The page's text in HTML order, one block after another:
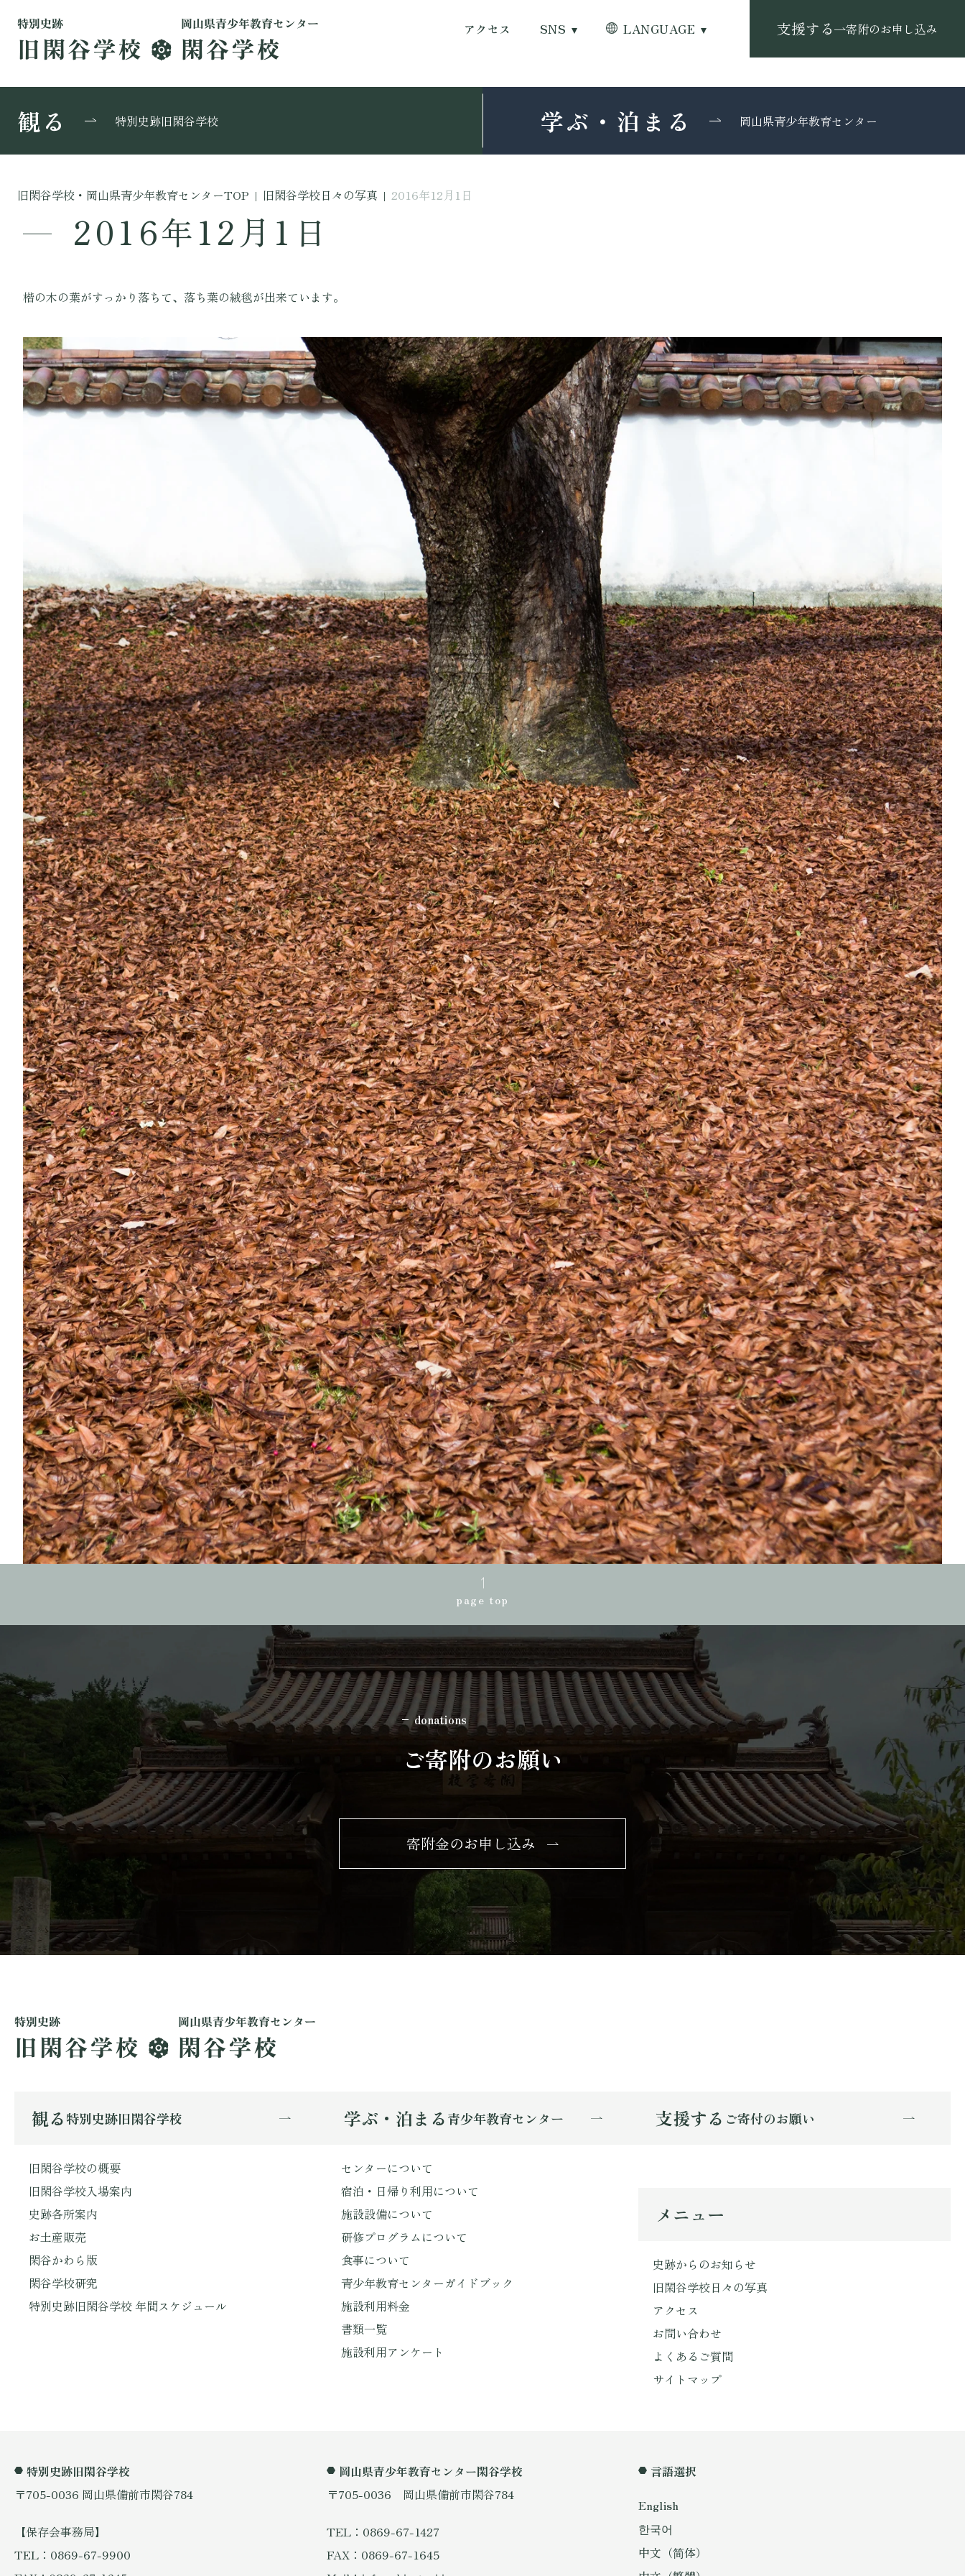
アクセス SNS LANGUAGE 支援する 寄附のお申し込み
観る 特別史跡旧閑谷学校 学ぶ・泊まる 岡山県青少年教育センター
旧閑谷学校・岡山県青少年教育センターTOP | 旧閑谷学校日々の写真 | 2016年12月1日
2016年12月1日
楷の木の葉がすっかり落ちて、落ち葉の絨毯が出来ています。
page top
donations
ご寄附のお願い
寄附金のお申し込み
観る特別史跡旧閑谷学校
旧閑谷学校の概要
旧閑谷学校入場案内
史跡各所案内
お土産販売
閑谷かわら版
閑谷学校研究
特別史跡旧閑谷学校 年間スケジュール
学ぶ・泊まる青少年教育センター
センターについて
宿泊・日帰り利用について
施設設備について
研修プログラムについて
食事について
青少年教育センターガイドブック
施設利用料金
書類一覧
施設利用アンケート
支援する ご寄付のお願い
メニュー
史跡からのお知らせ
旧閑谷学校日々の写真
アクセス
お問い合わせ
よくあるご質問
サイトマップ
特別史跡旧閑谷学校
〒705-0036 岡山県備前市閑谷784
【保存会事務局】
TEL：0869-67-9900
岡山県青少年教育センター閑谷学校
〒705-0036 岡山県備前市閑谷784
TEL：0869-67-1427
FAX：0869-67-1645
言語選択
English
한국어
中文（简体）